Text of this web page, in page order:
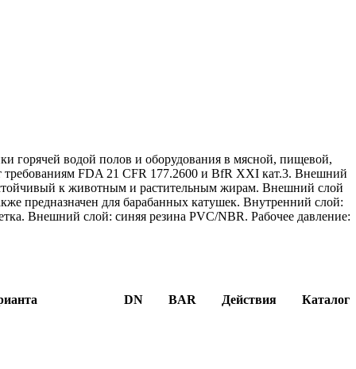
горячей водой полов и оборудования в мясной, пищевой,
FDA 21 CFR 177.2600 и BfR XXI кат.3. Внешний
к животным и растительным жирам. Внешний слой
предназначен для барабанных катушек. Внутренний слой:
Внешний слой: синяя резина PVC/NBR. Рабочее давление:
DN BAR Действия Каталог